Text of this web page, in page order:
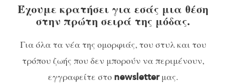
Έχουμε κρατήσει για εσάς μια θέση
στην πρώτη σειρά της μόδας.
Για όλα τα νέα της ομορφιάς, του στυλ και του
τρόπου ζωής που δεν μπορούν να περιμένουν,
εγγραφείτε στο newsletterμας.